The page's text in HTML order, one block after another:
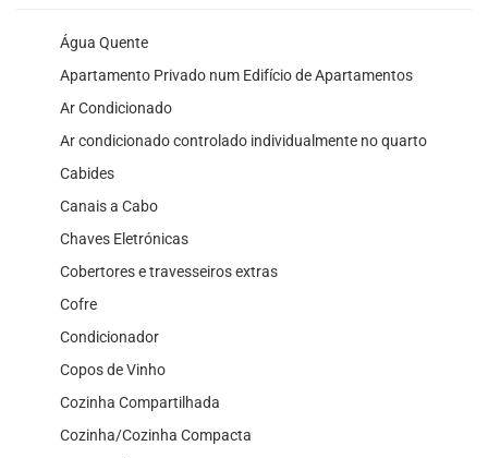
Água Quente
Apartamento Privado num Edifício de Apartamentos
Ar Condicionado
Ar condicionado controlado individualmente no quarto
Cabides
Canais a Cabo
Chaves Eletrónicas
Cobertores e travesseiros extras
Cofre
Condicionador
Copos de Vinho
Cozinha Compartilhada
Cozinha/Cozinha Compacta